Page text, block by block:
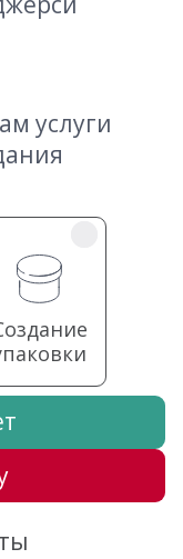
услуги